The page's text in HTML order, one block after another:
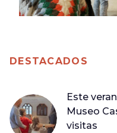
DESTACADOS
Este
Museo
visitas